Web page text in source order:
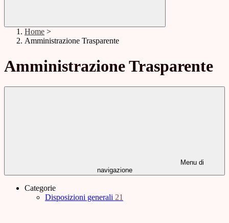
Home >
Amministrazione Trasparente
Amministrazione Trasparente
Menu di
navigazione
Categorie
Disposizioni generali 21